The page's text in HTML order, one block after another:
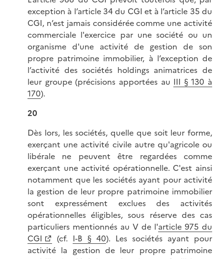
exception à l’article 34 du CGI et à l’article 35 du
CGI, n’est jamais considérée comme une activité
commerciale l'exercice par une société ou un
organisme d'une activité de gestion de son
propre patrimoine immobilier, à l’exception de
l’activité des sociétés holdings animatrices de
leur groupe (précisions apportées au III § 130 à
170).
20
Dès lors, les sociétés, quelle que soit leur forme,
exerçant une activité civile autre qu'agricole ou
libérale ne peuvent être regardées comme
exerçant une activité opérationnelle. C'est ainsi
notamment que les sociétés ayant pour activité
la gestion de leur propre patrimoine immobilier
sont expressément exclues des activités
opérationnelles éligibles, sous réserve des cas
particuliers mentionnés au V de l'article 975 du
CGI
(cf. I-B § 40). Les sociétés ayant pour
activité la gestion de leur propre patrimoine